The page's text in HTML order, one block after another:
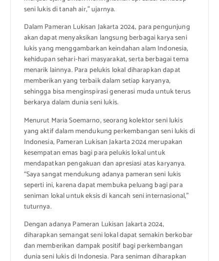
seni lukis di tanah air,” ujarnya.
Dalam Pameran Lukisan Jakarta 2024, para pengunjung
akan dapat menyaksikan langsung berbagai karya seni
lukis yang menggambarkan keindahan alam Indonesia,
kehidupan sehari-hari masyarakat, serta berbagai tema
menarik lainnya. Para pelukis lokal diharapkan dapat
memberikan yang terbaik dalam setiap karyanya,
sehingga bisa menginspirasi generasi muda untuk terus
berkarya dalam dunia seni lukis.
Menurut Maria Soemarno, seorang kolektor seni lukis
yang aktif dalam mendukung perkembangan seni lukis di
Indonesia, Pameran Lukisan Jakarta 2024 merupakan
kesempatan emas bagi para pelukis lokal untuk
mendapatkan pengakuan dan apresiasi atas karyanya.
“Saya sangat mendukung adanya pameran seni lukis
seperti ini, karena dapat membuka peluang bagi para
seniman lokal untuk eksis di kancah seni internasional,”
tuturnya.
Dengan adanya Pameran Lukisan Jakarta 2024,
diharapkan semangat seni lokal dapat semakin berkobar
dan memberikan dampak positif bagi perkembangan
dunia seni lukis di Indonesia. Para seniman diharapkan